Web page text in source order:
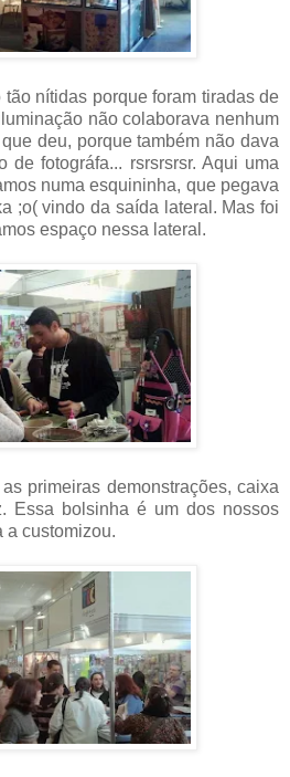
nítidas porque foram tiradas de
não colaborava nenhum
deu, porque também não dava
de fotográfa... rsrsrsrsr. Aqui uma
numa esquininha, que pegava
;o( vindo da saída lateral. Mas foi
espaço nessa lateral.
primeiras demonstrações, caixa
Essa bolsinha é um dos nossos
a customizou.